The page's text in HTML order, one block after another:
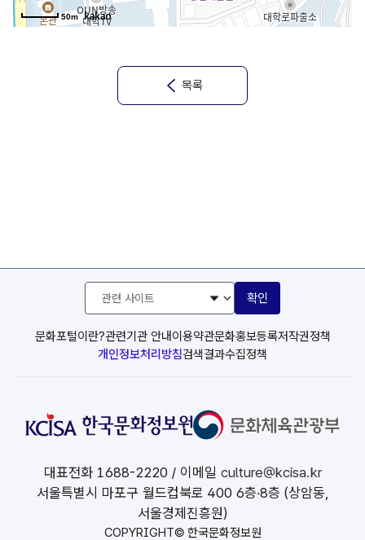
50m
목록
문화포털이란?관련기관 안내이용약관문화홍보등록저작권정책
개인정보처리방침검색결과수집정책
관
사
이
트
확인
대표전화 1688-2220 / 이메일 culture@kcisa.kr
서울특별시 마포구 월드컵북로 400 6층·8층 (상암동,
서울경제진흥원)
COPYRIGHT© 한국문화정보원